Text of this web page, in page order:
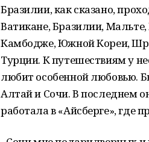
Бразилии, как сказано,
Ватикане, Бразилии,
Камбодже, Южной Кореи,
Турции. К путешествиям у
любит особенной любовью.
Алтай и Сочи. В последнем
работала в «Айсберге», где